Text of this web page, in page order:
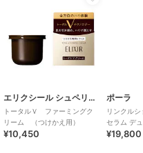
エリクシール シュペリエル
トータルＶ ファーミングク
リーム （つけかえ用）
¥10,450
ポーラ
リンクル
セラム デ
ラ リンクル
¥19,800